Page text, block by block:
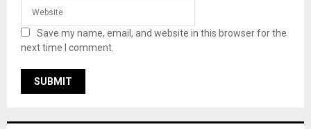
Save my name, email, and website in this browser for the
next time I comment.